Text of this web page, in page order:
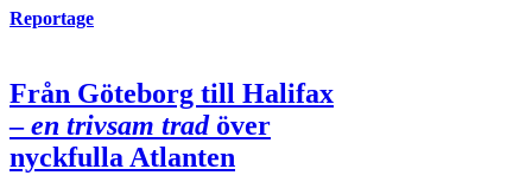
Reportage
Från Göteborg till Halifax
– en trivsam tradöver
nyckfulla Atlanten